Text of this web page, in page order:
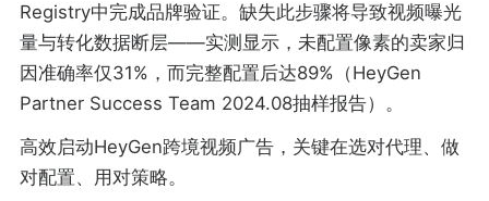
Registry中完成品牌验证。缺失此步骤将导致视频曝光
量与转化数据断层——实测显示，未配置像素的卖家归
因准确率仅31%，而完整配置后达89%（HeyGen
Partner Success Team 2024.08抽样报告）。
高效启动HeyGen跨境视频广告，关键在选对代理、做
对配置、用对策略。